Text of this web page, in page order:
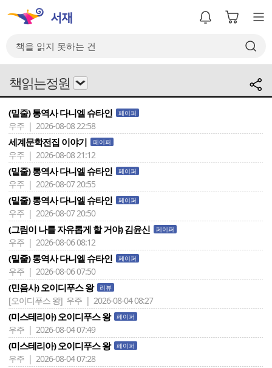
책읽는정원
(밑줄) 통역사 다니엘 슈타인 페이퍼
우주 | 2026-08-08 22:58
세계문학전집 이야기 페이퍼
우주 | 2026-08-08 21:12
(밑줄) 통역사 다니엘 슈타인 페이퍼
우주 | 2026-08-07 20:55
(밑줄) 통역사 다니엘 슈타인 페이퍼
우주 | 2026-08-07 20:50
(그림이 나를 자유롭게 할 거야) 김윤신 페이퍼
우주 | 2026-08-06 08:12
(밑줄) 통역사 다니엘 슈타인 페이퍼
우주 | 2026-08-06 07:50
(민음사) 오이디푸스 왕 리뷰
[오이디푸스 왕] 우주 | 2026-08-04 08:27
(미스테리아) 오이디푸스 왕 페이퍼
우주 | 2026-08-04 07:49
(미스테리아) 오이디푸스 왕 페이퍼
우주 | 2026-08-04 07:28